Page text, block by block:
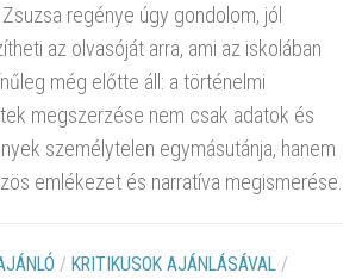
regénye úgy gondolom, jól
az olvasóját arra, ami az iskolában
még előtte áll: a történelmi
megszerzése nem csak adatok és
személytelen egymásutánja, hanem
emlékezet és narratíva megismerése.
/ KRITIKUSOK AJÁNLÁSÁVAL /